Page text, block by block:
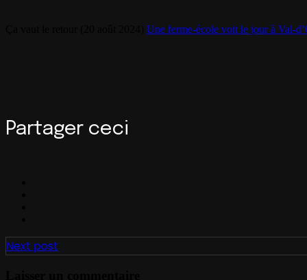
Une ferme-école voit le jour à Val-
Partager ceci
Next post